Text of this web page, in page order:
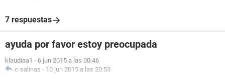
7 respuestas
ayuda por favor estoy preocupada
klaudiaa1 - 6 jun 2015 a las 00:46
c-salinas - 10 jun 2015 a las 20:53